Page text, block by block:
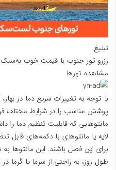
تبلیغ
رزرو تور جنوب با قیمت خوب
مشاهده تورها
با توجه به تغییرات سریع دما در
پوشش مناسب را در شرایط مختلف
مانتوهایی که قابلیت تنظیم دما را
لایه یا مانتوهای با دکمه‌های قابل
برای این فصل باشند. این مانتوها
طول روز، به راحتی از سرما یا گرما در